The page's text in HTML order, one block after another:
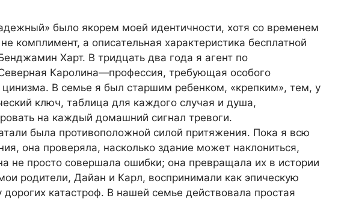
было якорем моей идентичности, хотя со временем
комплимент, а описательная характеристика бесплатной
Харт. В тридцать два года я агент по
Каролина—профессия, требующая особого
цинизма. В семье я был старшим ребенком, «крепким», тем, у
ключ, таблица для каждого случая и душа,
на каждый домашний сигнал тревоги.
была противоположной силой притяжения. Пока я всю
она проверяла, насколько здание может наклониться,
не просто совершала ошибки; она превращала их в истории
родители, Дайан и Карл, воспринимали как эпическую
дорогих катастроф. В нашей семье действовала простая